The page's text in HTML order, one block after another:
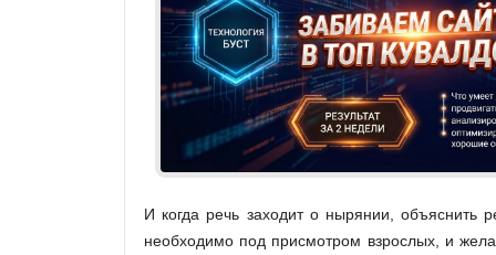
И когда речь заходит о нырянии, объяснить
необходимо под присмотром взрослых, и